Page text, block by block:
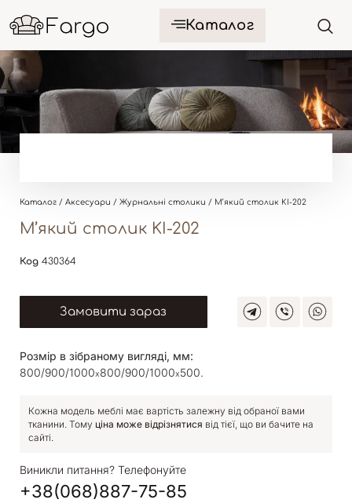
Каталог
Каталог / Аксесуари / Журнальні столики / М’який столик KI-202
М’який столик KI-202
Код 430364
Замовити зараз
Розмір в зібраному вигляді, мм:
800/900/1000х800/900/1000х500.
Кожна модель меблі має вартість залежну від обраної вами
тканини. Тому ціна може відрізнятися від тієї, що ви бачите на
сайті.
Виникли питання? Телефонуйте
+38(068)887-75-85